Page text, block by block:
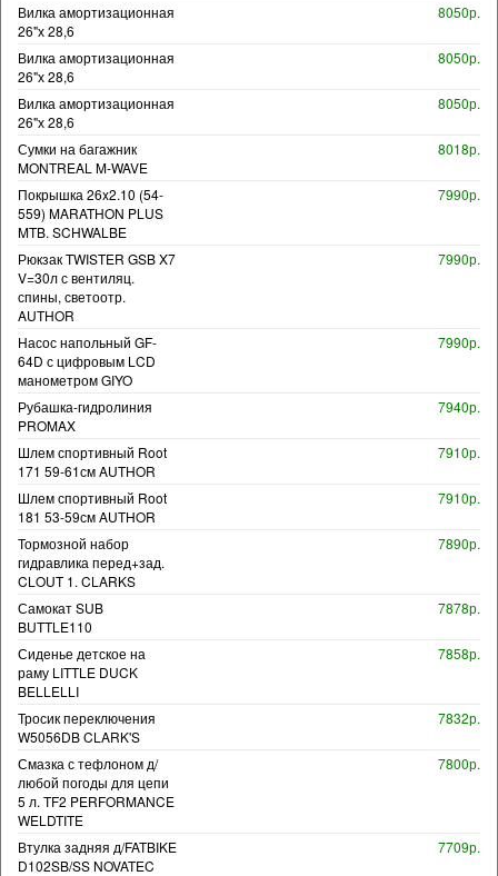
Вилка амортизационная
26"х 28,6
8050р.
Вилка амортизационная
26"х 28,6
8050р.
Вилка амортизационная
26"х 28,6
8050р.
Сумки на багажник
MONTREAL M-WAVE
8018р.
Покрышка 26x2.10 (54-
559) MARATHON PLUS
MTB. SCHWALBE
7990р.
Рюкзак TWISTER GSB X7
V=30л с вентиляц.
спины, светоотр.
AUTHOR
7990р.
Насос напольный GF-
64D с цифровым LCD
манометром GIYO
7990р.
Рубашка-гидролиния
PROMAX
7940р.
Шлем спортивный Root
171 59-61см AUTHOR
7910р.
Шлем спортивный Root
181 53-59см AUTHOR
7910р.
Тормозной набор
гидравлика перед+зад.
CLOUT 1. CLARKS
7890р.
Самокат SUB
BUTTLE110
7878р.
Сиденье детское на
раму LITTLE DUCK
BELLELLI
7858р.
Тросик переключения
W5056DB CLARK'S
7832р.
Смазка с тефлоном д/
любой погоды для цепи
5 л. TF2 PERFORMANCE
WELDTITE
7800р.
Втулка задняя д/FATBIKE
D102SB/SS NOVATEC
7709р.